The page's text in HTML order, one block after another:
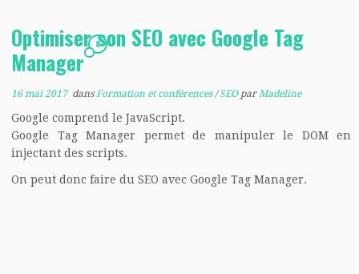
Optimiser son SEO avec Google Tag
Manager
8
16 mai 2017dansFormation et conférences/SEO parMadeline
Google comprend le JavaScript.
Google Tag Manager permet de manipuler le DOM en
injectant des scripts.
On peut donc faire du SEO avec Google Tag Manager.